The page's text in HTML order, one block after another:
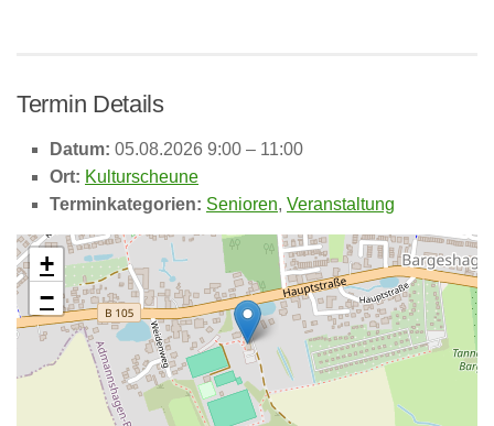
Termin Details
Datum: 05.08.2026 9:00 – 11:00
Ort: Kulturscheune
Terminkategorien: Senioren, Veranstaltung
+
−